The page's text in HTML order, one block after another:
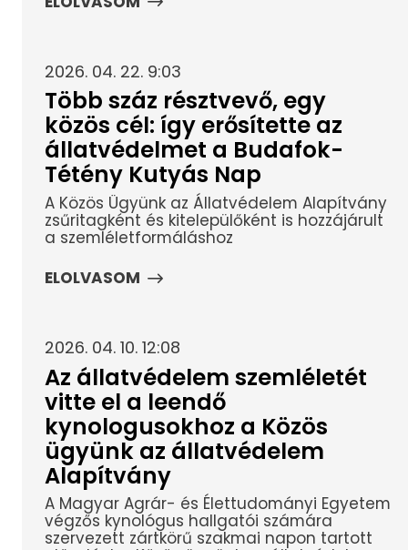
2026. 04. 22. 9:03
Több száz résztvevő, egy
közös cél: így erősítette az
állatvédelmet a Budafok-
Tétény Kutyás Nap
A Közös Ügyünk az Állatvédelem Alapítvány
zsűritagként és kitelepülőként is hozzájárult
a szemléletformáláshoz
ELOLVASOM
2026. 04. 10. 12:08
Az állatvédelem szemléletét
vitte el a leendő
kynologusokhoz a Közös
ügyünk az állatvédelem
Alapítvány
A Magyar Agrár- és Élettudományi Egyetem
végzős kynológus hallgatói számára
szervezett zártkörű szakmai napon tartott